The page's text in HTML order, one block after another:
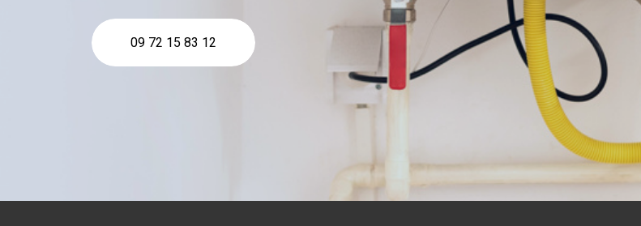
09 72 15 83 12